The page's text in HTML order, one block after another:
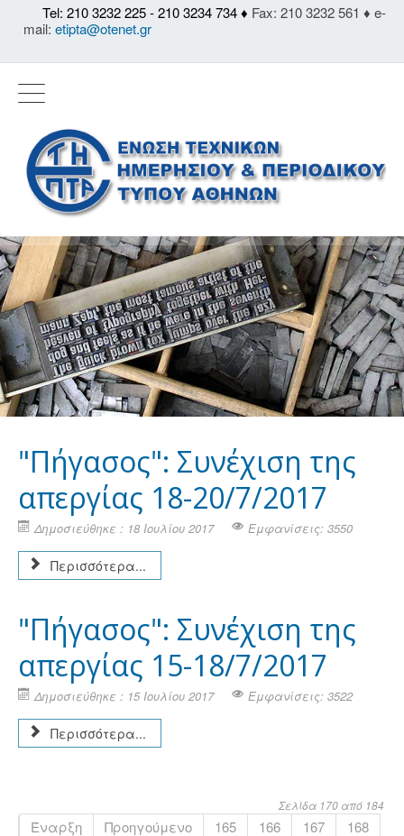
Tel: 210 3232 225 - 210 3234 734 ♦ Fax: 210 3232 561 ♦ e-
mail: etipta@otenet.gr
"Πήγασος": Συνέχιση της
απεργίας 18-20/7/2017
Δημοσιεύθηκε : 18 Ιουλίου 2017 Εμφανίσεις: 3550
Περισσότερα...
"Πήγασος": Συνέχιση της
απεργίας 15-18/7/2017
Δημοσιεύθηκε : 15 Ιουλίου 2017 Εμφανίσεις: 3522
Περισσότερα...
Σελίδα 170 από 184
Έναρξη Προηγούμενο 165 166 167
168